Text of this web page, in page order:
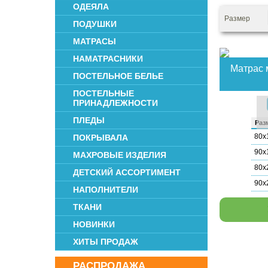
ОДЕЯЛА
ПОДУШКИ
МАТРАСЫ
НАМАТРАСНИКИ
ПОСТЕЛЬНОЕ БЕЛЬЕ
ПОСТЕЛЬНЫЕ
ПРИНАДЛЕЖНОСТИ
ПЛЕДЫ
ПОКРЫВАЛА
МАХРОВЫЕ ИЗДЕЛИЯ
ДЕТСКИЙ АССОРТИМЕНТ
НАПОЛНИТЕЛИ
ТКАНИ
НОВИНКИ
ХИТЫ ПРОДАЖ
Размер
Матрас